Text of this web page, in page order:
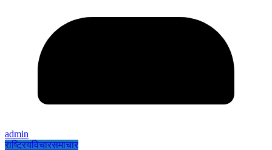
admin
राष्ट्रियविचारसमाचार